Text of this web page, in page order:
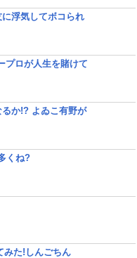
に浮気してボコられ
プロが人生を賭けて
るか!? よゐこ有野が
くね?
みた!しんごちん